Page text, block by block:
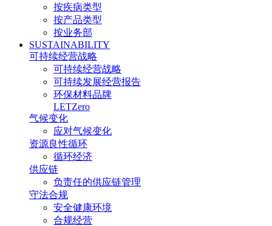
按疾病类型
按产品类型
按业务部
SUSTAINABILITY
可持续经营战略
可持续经营战略
可持续发展经营报告​
环保材料品牌
LETZero
气候变化
应对气候变化
资源良性循环
循环经济
供应链
负责任的供应链管理
守法合规
安全健康环境
合规经营